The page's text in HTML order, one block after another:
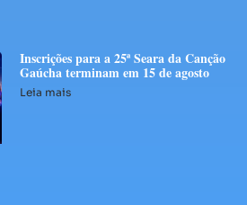
Inscrições para a 25ª Seara da Canção
Gaúcha terminam em 15 de agosto
Leia mais